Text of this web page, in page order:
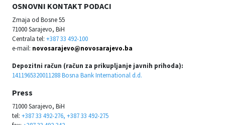
OSNOVNI KONTAKT PODACI
Zmaja od Bosne 55
71000 Sarajevo, BiH
Centrala tel: +387 33 492-100
e-mail: novosarajevo@novosarajevo.ba
Depozitni račun (račun za prikupljanje javnih prihoda):
1411965320011288 Bosna Bank International d.d.
Press
71000 Sarajevo, BiH
tel: +387 33 492-276, +387 33 492-275